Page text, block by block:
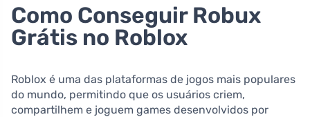
Como Conseguir Robux
Grátis no Roblox
Roblox é uma das plataformas de jogos mais populares
do mundo, permitindo que os usuários criem,
compartilhem e joguem games desenvolvidos por